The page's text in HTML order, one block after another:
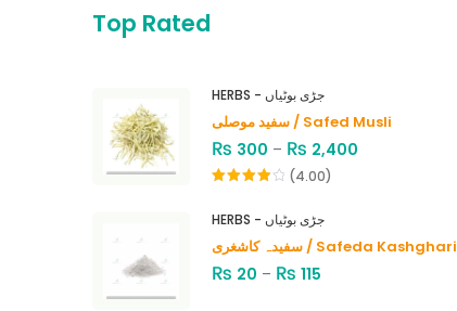
Top Rated
HERBS - جڑی بوٹیاں
سفید موصلی / Safed Musli
₨ 300 – ₨ 2,400
of 5
(4.00)
HERBS - جڑی بوٹیاں
سفیدہ کاشغری / Safeda Kashghari
₨ 20 – ₨ 115